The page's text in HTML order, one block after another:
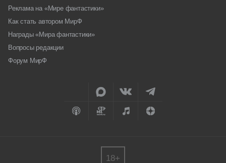
Реклама на «Мире фантастики»
Как стать автором МирФ
Награды «Мира фантастики»
Вопросы редакции
Форум МирФ
18+